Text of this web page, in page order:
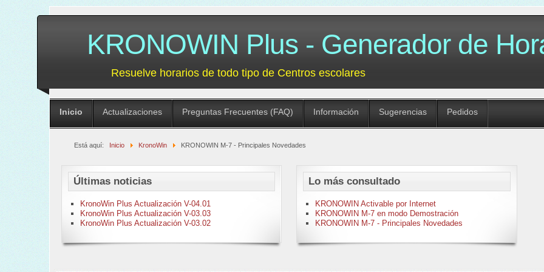
KRONOWIN Plus - Generador de
Resuelve horarios de todo tipo de Centros escolares
Inicio Actualizaciones Preguntas Frecuentes (FAQ) Información Sugerencias Pedidos
Está aquí: Inicio KronoWin KRONOWIN M-7 - Principales Novedades
Últimas noticias
KronoWin Plus Actualización V-04.01
KronoWin Plus Actualización V-03.03
KronoWin Plus Actualización V-03.02
Lo más consultado
KRONOWIN Activable por Internet
KRONOWIN M-7 en modo Demostración
KRONOWIN M-7 - Principales Novedades